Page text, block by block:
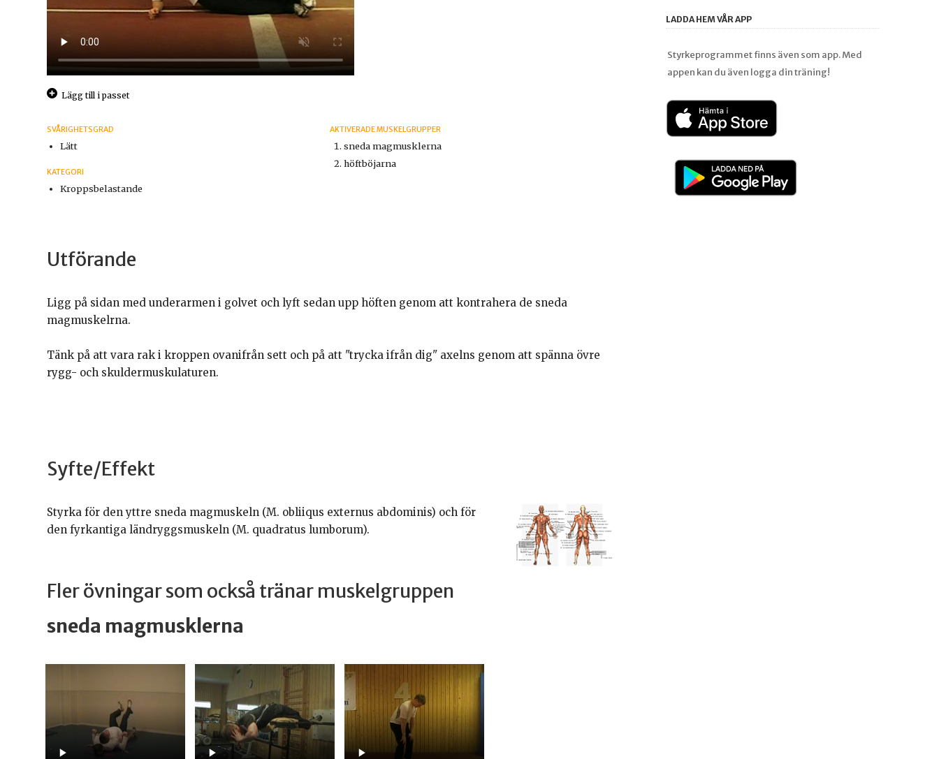
Lägg till i passet
SVÅRIGHETSGRAD
Lätt
KATEGORI
Kroppsbelastande
AKTIVERADE MUSKELGRUPPER
sneda magmusklerna
höftböjarna
Utförande
Ligg på sidan med underarmen i golvet och lyft sedan upp höften genom att kontrahera de sneda
magmuskelrna.
Tänk på att vara rak i kroppen ovanifrån sett och på att "trycka ifrån dig" axelns genom att spänna övre
rygg- och skuldermuskulaturen.
Syfte/Effekt
Styrka för den yttre sneda magmuskeln (M. obliiqus externus abdominis) och för
den fyrkantiga ländryggsmuskeln (M. quadratus lumborum).
Fler övningar som också tränar muskelgruppen
sneda magmusklerna
LADDA HEM VÅR APP
Styrkeprogrammet finns även som app. Med
appen kan du även logga din träning!